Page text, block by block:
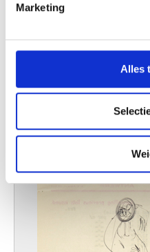
We gebruiken cookies om
personaliseren, om
en om ons websiteverkeer
informatie over uw gebruik
partners voor social
verzameld op basis van
Marketing
Alles